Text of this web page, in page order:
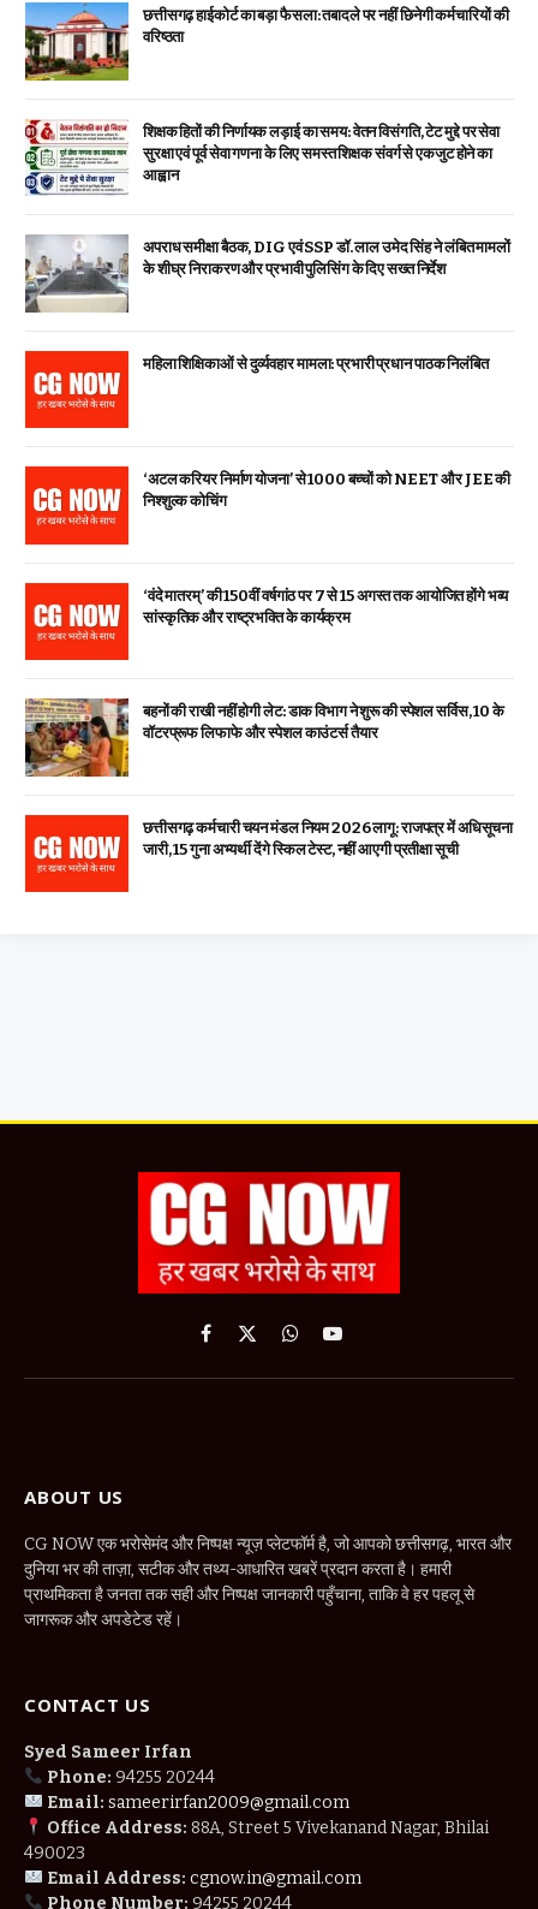
छत्तीसगढ़ हाईकोर्ट का बड़ा फैसला: तबादले पर नहीं छिनेगी कर्मचारियों की
वरिष्ठता
शिक्षक हितों की निर्णायक लड़ाई का समय: वेतन विसंगति, टेट मुद्दे पर सेवा
सुरक्षा एवं पूर्व सेवा गणना के लिए समस्त शिक्षक संवर्ग से एकजुट होने का
आह्वान
अपराध समीक्षा बैठक, DIG एवं SSP डॉ. लाल उमेद सिंह ने लंबित मामलों
के शीघ्र निराकरण और प्रभावी पुलिसिंग के दिए सख्त निर्देश
महिला शिक्षिकाओं से दुर्व्यवहार मामला: प्रभारी प्रधान पाठक निलंबित
‘अटल करियर निर्माण योजना’ से 1000 बच्चों को NEET और JEE की
निश्शुल्क कोचिंग
‘वंदे मातरम्’ की 150वीं वर्षगांठ पर 7 से 15 अगस्त तक आयोजित होंगे भव्य
सांस्कृतिक और राष्ट्रभक्ति के कार्यक्रम
बहनों की राखी नहीं होगी लेट: डाक विभाग ने शुरू की स्पेशल सर्विस, ₹10 के
वॉटरप्रूफ लिफाफे और स्पेशल काउंटर्स तैयार
छत्तीसगढ़ कर्मचारी चयन मंडल नियम 2026 लागू: राजपत्र में अधिसूचना
जारी, 15 गुना अभ्यर्थी देंगे स्किल टेस्ट, नहीं आएगी प्रतीक्षा सूची
Facebook
X
WhatsApp
YouTube
ABOUT US
CG NOW एक भरोसेमंद और निष्पक्ष न्यूज़ प्लेटफॉर्म है, जो आपको छत्तीसगढ़, भारत और
दुनिया भर की ताज़ा, सटीक और तथ्य-आधारित खबरें प्रदान करता है। हमारी
प्राथमिकता है जनता तक सही और निष्पक्ष जानकारी पहुँचाना, ताकि वे हर पहलू से
जागरूक और अपडेटेड रहें।
CONTACT US
Syed Sameer Irfan
Phone: 94255 20244
Email: sameerirfan2009@gmail.com
Office Address: 88A, Street 5 Vivekanand Nagar, Bhilai
490023
Email Address: cgnow.in@gmail.com
Phone Number: 94255 20244